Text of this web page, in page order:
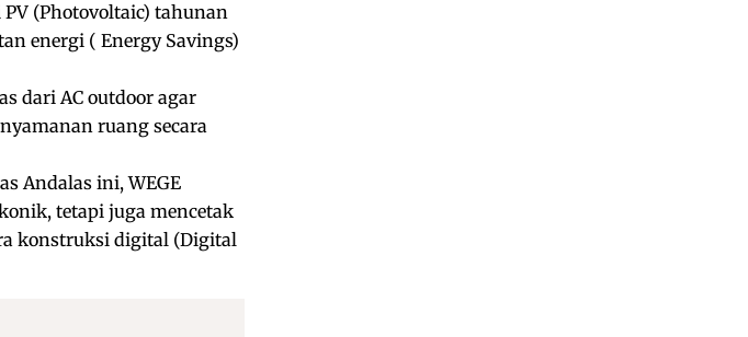
(Photovoltaic) tahunan
energi ( Energy Savings)
dari AC outdoor agar
ruang secara
Andalas ini, WEGE
tetapi juga mencetak
konstruksi digital (Digital